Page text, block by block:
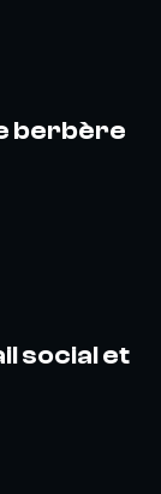
berbère
social et